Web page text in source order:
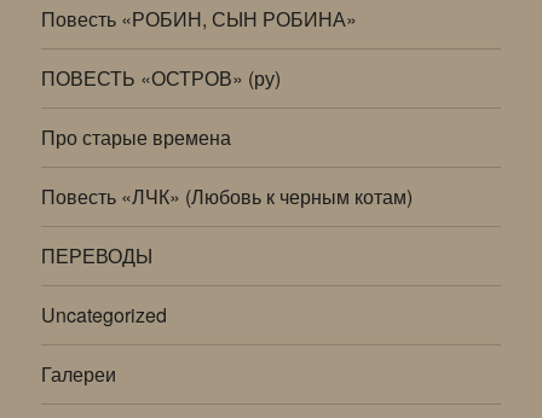
Повесть «РОБИН, СЫН РОБИНА»
ПОВЕСТЬ «ОСТРОВ» (ру)
Про старые времена
Повесть «ЛЧК» (Любовь к черным котам)
ПЕРЕВОДЫ
Uncategorized
Галереи